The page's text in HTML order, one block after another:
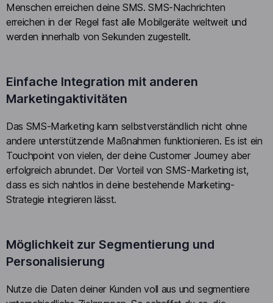
Menschen erreichen deine SMS. SMS-Nachrichten
erreichen in der Regel fast alle Mobilgeräte weltweit und
werden innerhalb von Sekunden zugestellt.
Einfache Integration mit anderen
Marketingaktivitäten
Das SMS-Marketing kann selbstverständlich nicht ohne
andere unterstützende Maßnahmen funktionieren. Es ist ein
Touchpoint von vielen, der deine Customer Journey aber
erfolgreich abrundet. Der Vorteil von SMS-Marketing ist,
dass es sich nahtlos in deine bestehende Marketing-
Strategie integrieren lässt.
Möglichkeit zur Segmentierung und
Personalisierung
Nutze die Daten deiner Kunden voll aus und segmentiere